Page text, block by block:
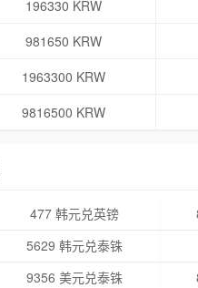
196330 KRW
981650 KRW
1963300 KRW
9816500 KRW
477 韩元兑英镑
5629 韩元兑泰铢
9356 美元兑泰铢